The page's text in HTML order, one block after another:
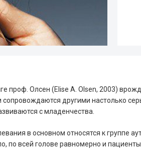
проф. Олсен (Elise A. Olsen, 2003)
другими настолько
с младенчества.
в основном относятся к группе
по всей голове равномерно и